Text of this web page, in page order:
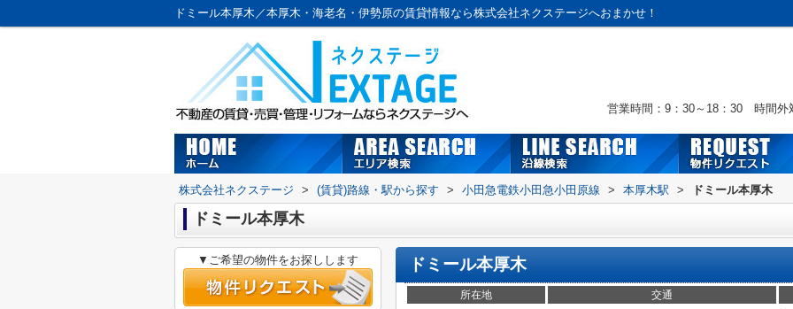
ドミール本厚木／本厚木・海老名・伊勢原の賃貸情報なら株式会社ネクステージへおまかせ！
営業時間：9：30～18：30 時間外
株式会社ネクステージ > (賃貸)路線・駅から探す > 小田急電鉄小田急小田原線 > 本厚木駅 > ドミール本厚木
ドミール本厚木
ドミール本厚木
所在地 交通
▼ご希望の物件をお探しします